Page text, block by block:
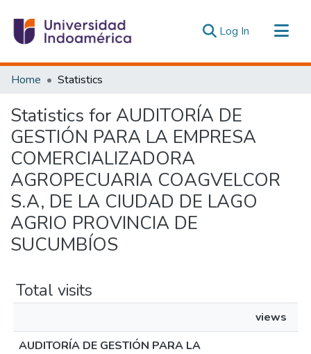
Log In (current)
Communities & Collections
Estadísticas Externas
Home Statistics
Statistics for AUDITORÍA DE
GESTIÓN PARA LA EMPRESA
COMERCIALIZADORA
AGROPECUARIA COAGVELCOR
S.A, DE LA CIUDAD DE LAGO
AGRIO PROVINCIA DE
SUCUMBÍOS
Total visits
views
AUDITORÍA DE GESTIÓN PARA LA